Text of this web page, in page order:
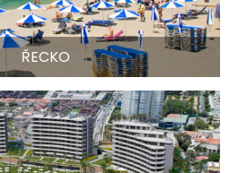
ŘECKO